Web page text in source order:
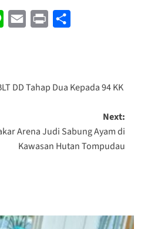
Line Email Print
DD Tahap Dua Kepada 94 KK
Next:
Arena Judi Sabung Ayam di
Kawasan Hutan Tompudau